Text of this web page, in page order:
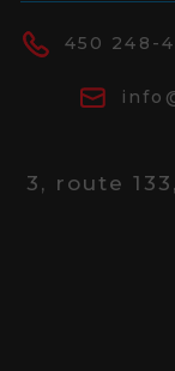
450 248-
3, route 133,